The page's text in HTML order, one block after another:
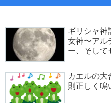
ギリシャ神
女神〜アル
ー、そして
カエルの大
則正しく鳴